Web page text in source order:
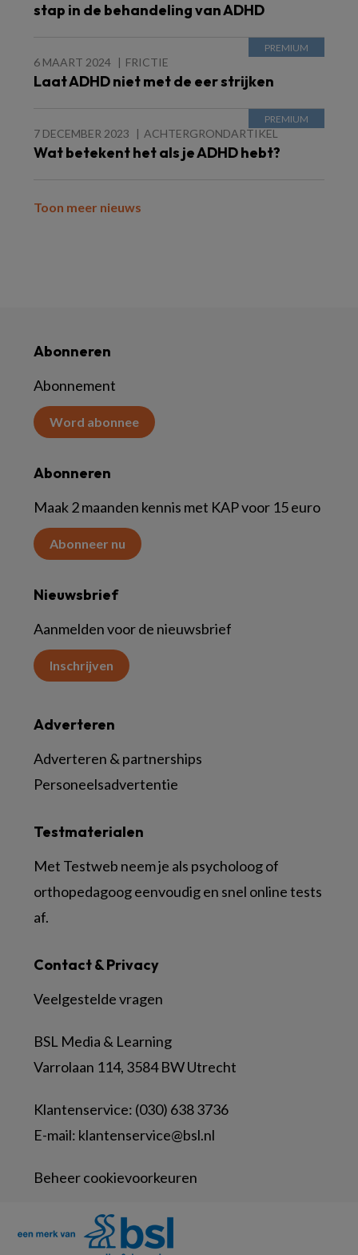
stap in de behandeling van ADHD
6 MAART 2024 FRICTIE
Laat ADHD niet met de eer strijken
7 DECEMBER 2023 ACHTERGRONDARTIKEL
Wat betekent het als je ADHD hebt?
Toon meer nieuws
Abonneren
Abonnement
Word abonnee
Abonneren
Maak 2 maanden kennis met KAP voor 15 euro
Abonneer nu
Nieuwsbrief
Aanmelden voor de nieuwsbrief
Inschrijven
Contact & Privacy
Veelgestelde vragen
BSL Media & Learning
Varrolaan 114, 3584 BW Utrecht
Klantenservice: (030) 638 3736
E-mail: klantenservice@bsl.nl
Beheer cookievoorkeuren
Testmaterialen
Met Testweb neem je als psycholoog of
orthopedagoog eenvoudig en snel online tests
af.
Adverteren
Adverteren & partnerships
Personeelsadvertentie